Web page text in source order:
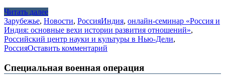
Читать далее
Зарубежье, Новости, РоссияИндия, онлайн-семинар «Россия и
Индия: основные вехи истории развития отношений»,
Российский центр науки и культуры в Нью-Дели,
РоссияОставить комментарий
Специальная военная операция